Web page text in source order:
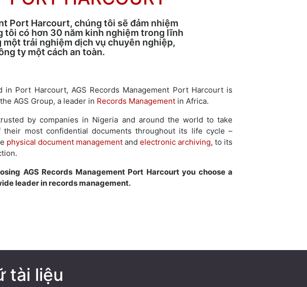
Port Harcourt, chúng tôi sẽ đảm nhiệm
tôi có hơn 30 năm kinh nghiệm trong lĩnh
một trải nghiệm dịch vụ chuyên nghiệp,
ty một cách an toàn.
in Port Harcourt, AGS Records Management Port Harcourt is
AGS Group, a leader in Records Management in Africa.
by companies in Nigeria and around the world to take
their most confidential documents throughout its life cycle –
physical document management and electronic archiving, to its
AGS Records Management Port Harcourt you choose a
leader in records management.
tài liệu